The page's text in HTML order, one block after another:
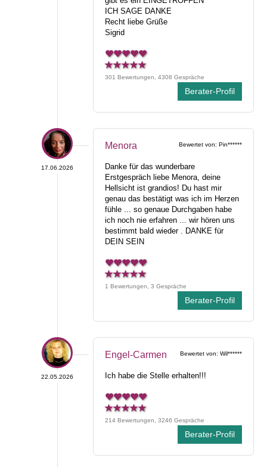
ICH SAGE DANKE
Recht liebe Grüße
Sigrid
301 Bewertungen, 4308 Gespräche
Berater-Profil
17.06.2026
Bewertet von: Pin******
Menora
Danke für das wunderbare
Erstgespräch liebe Menora, deine
Hellsicht ist grandios! Du hast mir
genau das bestätigt was ich im Herzen
fühle ... so genaue Durchgaben habe
ich noch nie erfahren ... wir hören uns
bestimmt bald wieder . DANKE für
DEIN SEIN
1 Bewertungen, 3 Gespräche
Berater-Profil
22.05.2026
Bewertet von: Wil******
Engel-Carmen
Ich habe die Stelle erhalten!!!
214 Bewertungen, 3246 Gespräche
Berater-Profil